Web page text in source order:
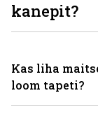
kanepit?
Kas liha
loom tapeti?